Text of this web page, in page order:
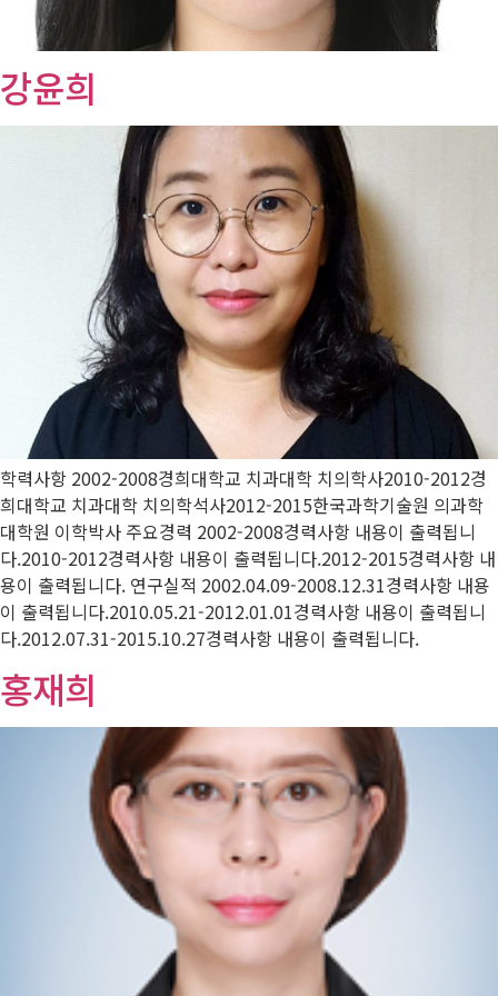
강윤희
학력사항 2002-2008경희대학교 치과대학 치의학사2010-2012경
희대학교 치과대학 치의학석사2012-2015한국과학기술원 의과학
대학원 이학박사 주요경력 2002-2008경력사항 내용이 출력됩니
다.2010-2012경력사항 내용이 출력됩니다.2012-2015경력사항 내
용이 출력됩니다. 연구실적 2002.04.09-2008.12.31경력사항 내용
이 출력됩니다.2010.05.21-2012.01.01경력사항 내용이 출력됩니
다.2012.07.31-2015.10.27경력사항 내용이 출력됩니다.
홍재희